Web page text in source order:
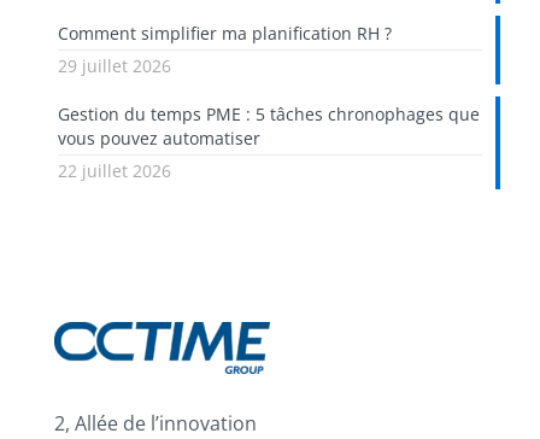
Comment simplifier ma planification RH ?
29 juillet 2026
Gestion du temps PME : 5 tâches chronophages que
vous pouvez automatiser
22 juillet 2026
2, Allée de l’innovation